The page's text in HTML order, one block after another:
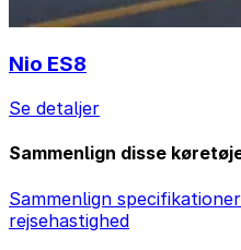
Nio ES8
Se detaljer
Sammenlign disse
Sammenlign specifikationer
rejsehastighed